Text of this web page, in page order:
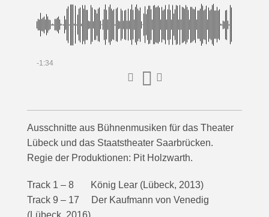
-1:34
Ausschnitte aus Bühnenmusiken für das Theater
Lübeck und das Staatstheater Saarbrücken.
Regie der Produktionen: Pit Holzwarth.
Track 1 – 8 König Lear (Lübeck, 2013)
Track 9 – 17 Der Kaufmann von Venedig